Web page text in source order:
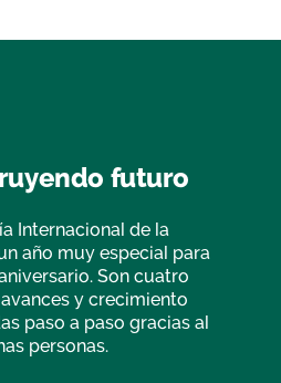
futuro
Internacional de la
año muy especial para
Son cuatro
y crecimiento
paso a paso gracias al
personas.